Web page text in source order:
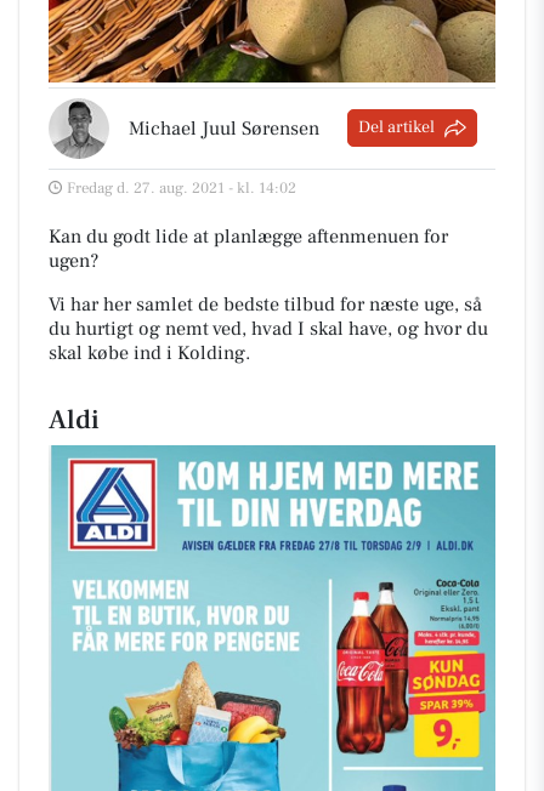
Michael Juul Sørensen Del artikel
Fredag d. 27. aug. 2021 - kl. 14:02
Kan du godt lide at planlægge aftenmenuen for
ugen?
Vi har her samlet de bedste tilbud for næste uge, så
du hurtigt og nemt ved, hvad I skal have, og hvor du
skal købe ind i Kolding.
Aldi